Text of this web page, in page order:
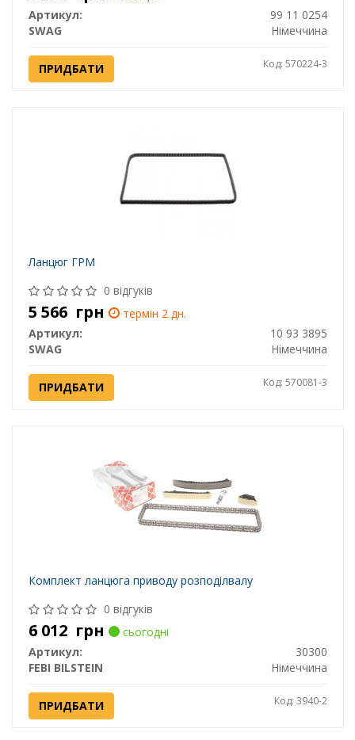
Артикул:
99 11 0254
SWAG
Німеччина
ПРИДБАТИ Код: 570224-3
Ланцюг ГРМ
0 відгуків
5 566 грн
термін 2 дн.
Артикул:
10 93 3895
SWAG
Німеччина
ПРИДБАТИ Код: 570081-3
Комплект ланцюга приводу розподілвалу
0 відгуків
6 012 грн
сьогодні
Артикул:
30300
FEBI BILSTEIN
Німеччина
ПРИДБАТИ Код: 3940-2